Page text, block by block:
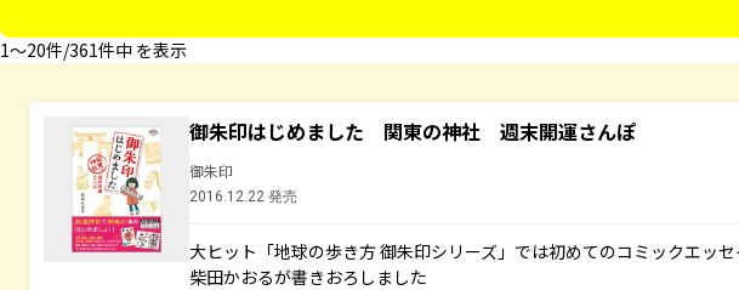
1〜20件/361件中 を表示
御朱印はじめました 関東の神社 週末開運さんぽ
御朱印
2016.12.22 発売
大ヒット「地球の歩き方 御朱印シリーズ」では初めてのコミックエッ
柴田かおるが書きおろしました